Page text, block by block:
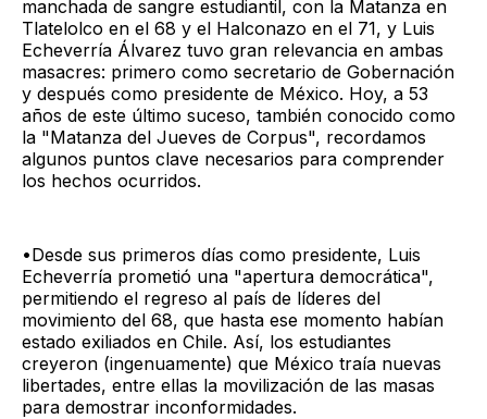
manchada de sangre estudiantil, con la Matanza en
Tlatelolco en el 68 y el Halconazo en el 71, y Luis
Echeverría Álvarez tuvo gran relevancia en ambas
masacres: primero como secretario de Gobernación
y después como presidente de México. Hoy, a 53
años de este último suceso, también conocido como
la "Matanza del Jueves de Corpus", recordamos
algunos puntos clave necesarios para comprender
los hechos ocurridos.
•Desde sus primeros días como presidente, Luis
Echeverría prometió una "apertura democrática",
permitiendo el regreso al país de líderes del
movimiento del 68, que hasta ese momento habían
estado exiliados en Chile. Así, los estudiantes
creyeron (ingenuamente) que México traía nuevas
libertades, entre ellas la movilización de las masas
para demostrar inconformidades.